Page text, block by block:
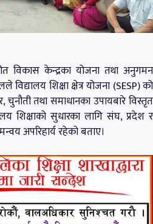
विकास केन्द्रका योजना तथा अनुगमन
शिक्षा क्षेत्र योजना (SESP) को
चुनौती तथा समाधानका उपायबारे विस्तृत
शिक्षाको सुधारका लागि संघ, प्रदेश र
अपरिहार्य रहेको बताए।